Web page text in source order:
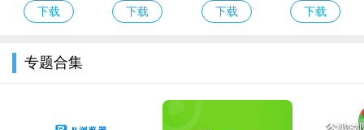
小编推荐同类软件
铁拳7：3D格斗巅峰，连招华丽易上手
：刀剑格斗，一招决胜负刺激
罪恶装备斗争
国机蜜福利版
下载
购版）
下载 下载 下载
专题合集